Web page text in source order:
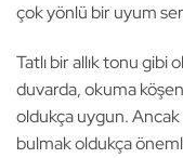
çok yönlü bir uyum
Tatlı bir allık tonu gibi
duvarda, okuma
oldukça uygun.
bulmak oldukça